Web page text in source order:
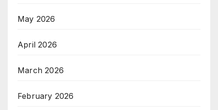
May 2026
April 2026
March 2026
February 2026